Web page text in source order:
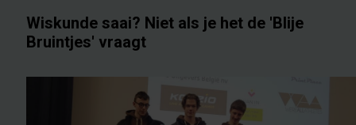
Wiskunde saai? Niet als je het de 'Blije
Bruintjes' vraagt